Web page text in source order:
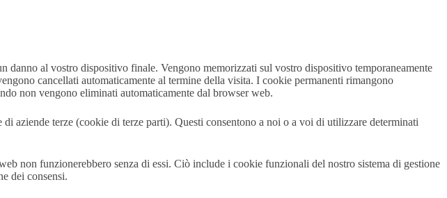
al vostro dispositivo finale. Vengono memorizzati sul vostro dispositivo temporaneamente
cancellati automaticamente al termine della visita. I cookie permanenti rimangono
non vengono eliminati automaticamente dal browser web.
aziende terze (cookie di terze parti). Questi consentono a noi o a voi di utilizzare determinati
non funzionerebbero senza di essi. Ciò include i cookie funzionali del nostro sistema di gestione
dei consensi.